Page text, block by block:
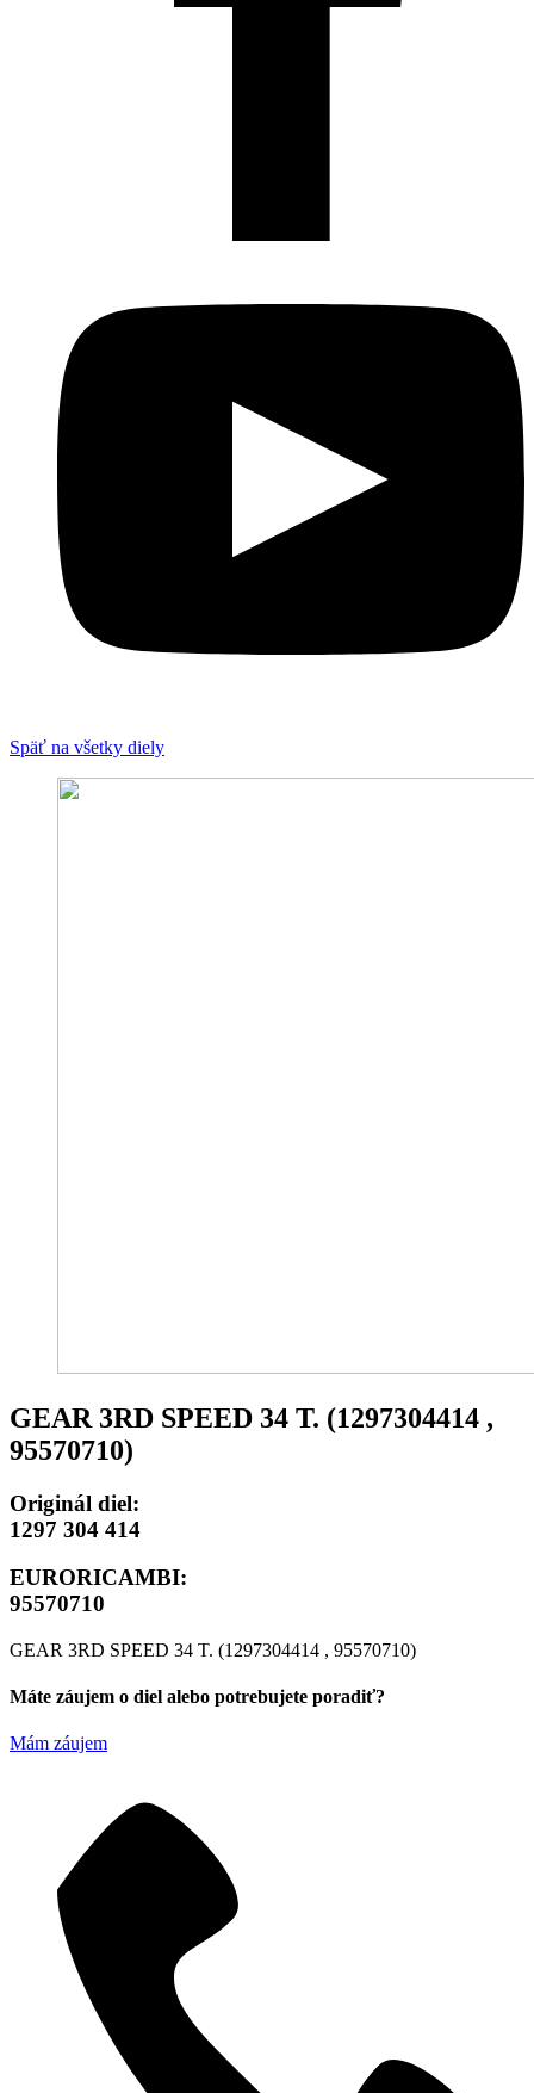
Späť na všetky diely
GEAR 3RD SPEED 34 T. (1297304414 ,
95570710)
Originál diel:
1297 304 414
EURORICAMBI:
95570710
GEAR 3RD SPEED 34 T. (1297304414 , 95570710)
Máte záujem o diel alebo potrebujete poradiť?
Mám záujem